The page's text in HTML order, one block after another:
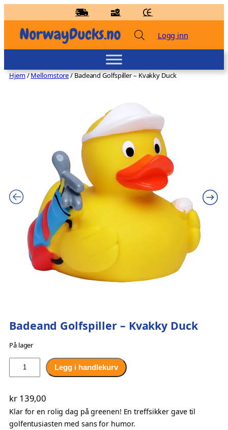
Badeand Speditør – Kvakky Duck
159,00
til
innhold
Logg inn
Hjem/Mellomstore/ Badeand Golfspiller – Kvakky Duck
Badeand Golfspiller – Kvakky Duck
På lager
a
e
a
n
Legg i handlekurv
kr139,00
Klar for en rolig dag på greenen! En treffsikker gave til
golfentusiasten med sans for humor.